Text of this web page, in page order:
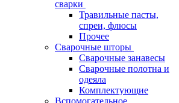
сварки
Травильные пасты,
спреи, флюсы
Прочее
Сварочные шторы
Сварочные занавесы
Сварочные полотна и
одеяла
Комплектующие
Вспомогательное